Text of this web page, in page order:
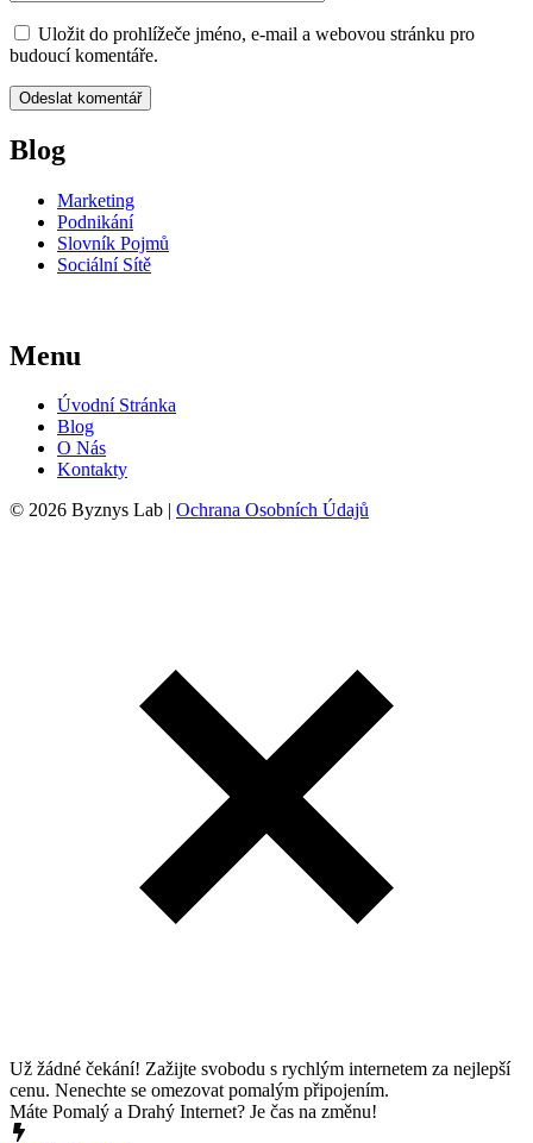
Uložit do prohlížeče jméno, e-mail a webovou stránku pro
budoucí komentáře.
Blog
Marketing
Podnikání
Slovník Pojmů
Sociální Sítě
Menu
Úvodní Stránka
Blog
O Nás
Kontakty
© 2026 Byznys Lab | Ochrana Osobních Údajů
Už žádné čekání! Zažijte svobodu s rychlým internetem za nejlepší
cenu. Nenechte se omezovat pomalým připojením.
Máte Pomalý a Drahý Internet? Je čas na změnu!